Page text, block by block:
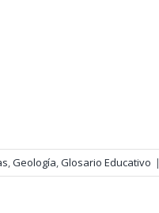
,Geología,Glosario Educativo |